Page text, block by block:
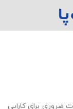
ضروری برای کارایی